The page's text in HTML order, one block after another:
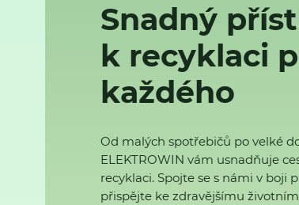
Snadný
k recyklaci
každého
Od malých spotřebičů po velké
ELEKTROWIN vám usnadňuje
recyklaci. Spojte se s námi v boji
přispějte ke zdravějšímu